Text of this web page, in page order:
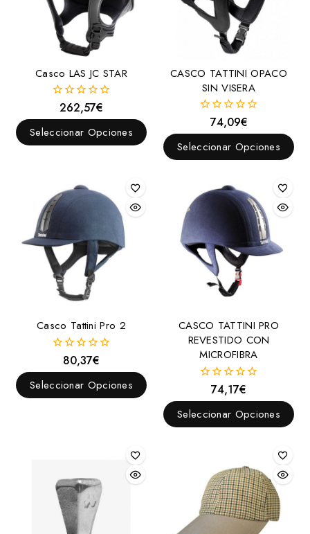
Casco LAS JC STAR
fuera
de
262,57€
Seleccionar Opciones
CASCO TATTINI OPACO
SIN VISERA
fuera
de
74,09€
Seleccionar Opciones
Casco Tattini Pro 2
fuera
de
80,37€
Seleccionar Opciones
CASCO TATTINI PRO
REVESTIDO CON
MICROFIBRA
fuera
de
74,17€
Seleccionar Opciones